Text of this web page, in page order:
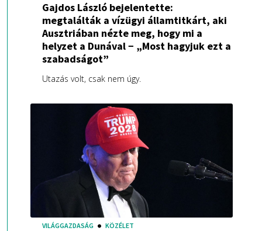
Gajdos László bejelentette:
megtalálták a vízügyi államtitkárt, aki
Ausztriában nézte meg, hogy mi a
helyzet a Dunával − „Most hagyjuk ezt a
szabadságot”
Utazás volt, csak nem úgy.
VILÁGGAZDASÁG KÖZÉLET